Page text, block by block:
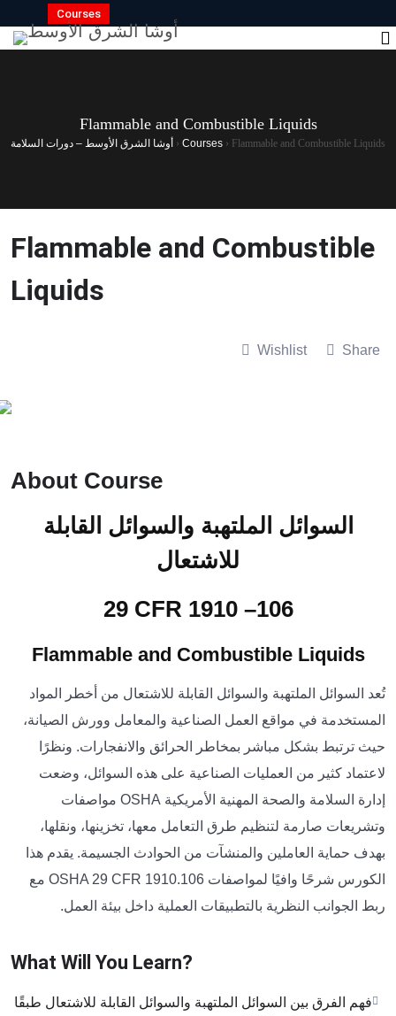
Courses
Flammable and Combustible Liquids
أوشا الشرق الأوسط – دورات السلامة › Courses › Flammable and Combustible Liquids
Flammable and Combustible
Liquids
Wishlist Share
About Course
السوائل الملتهبة والسوائل القابلة
للاشتعال
29 CFR 1910 –106
Flammable and Combustible Liquids
تُعد السوائل الملتهبة والسوائل القابلة للاشتعال من أخطر المواد
المستخدمة في مواقع العمل الصناعية والمعامل وورش الصيانة،
حيث ترتبط بشكل مباشر بمخاطر الحرائق والانفجارات. ونظرًا
لاعتماد كثير من العمليات الصناعية على هذه السوائل، وضعت
إدارة السلامة والصحة المهنية الأمريكية OSHA مواصفات
وتشريعات صارمة لتنظيم طرق التعامل معها، تخزينها، ونقلها،
بهدف حماية العاملين والمنشآت من الحوادث الجسيمة. يقدم هذا
الكورس شرحًا وافيًا لمواصفات OSHA 29 CFR 1910.106 مع
ربط الجوانب النظرية بالتطبيقات العملية داخل بيئة العمل.
What Will You Learn?
فهم الفرق بين السوائل الملتهبة والسوائل القابلة للاشتعال طبقًا